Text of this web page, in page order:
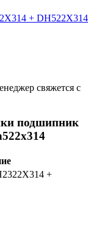
свяжется с
подшипник
+